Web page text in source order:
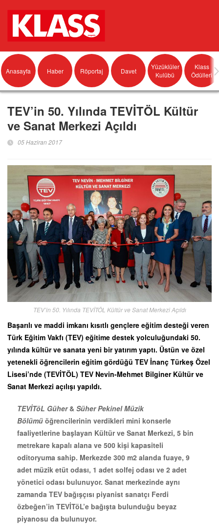
Anasayfa Haber Röportaj Davet
Yüzüklüler
Kulübü
Klass
Ödülleri
TEV’in 50. Yılında TEVİTÖL Kültür
ve Sanat Merkezi Açıldı
05 Haziran 2017
TEV’in 50. Yılında TEVİTÖL Kültür ve Sanat Merkezi Açıldı
Başarılı ve maddi imkanı kısıtlı gençlere eğitim desteği veren
Türk Eğitim Vakfı (TEV) eğitime destek yolculuğundaki 50.
yılında kültür ve sanata yeni bir yatırım yaptı. Üstün ve özel
yetenekli öğrencilerin eğitim gördüğü TEV İnanç Türkeş Özel
Lisesi’nde (TEVİTÖL) TEV Nevin-Mehmet Bilginer Kültür ve
Sanat Merkezi açılışı yapıldı.
TEVİTöL Güher& Süher Pekinel Müzik
Bölümü öğrencilerinin verdikleri mini konserle
faaliyetlerine başlayan Kültür ve Sanat Merkezi, 5 bin
metrekare kapalı alana ve 500 kişi kapasiteli
oditoryuma sahip. Merkezde 300 m2 alanda fuaye, 9
adet müzik etüt odası, 1 adet solfej odası ve 2 adet
yönetici odası bulunuyor. Sanat merkezinde aynı
zamanda TEV bağışçısı piyanist sanatçı Ferdi
özbeğen’in TEVİTöL’e bağışta bulunduğu beyaz
piyanosu da bulunuyor.